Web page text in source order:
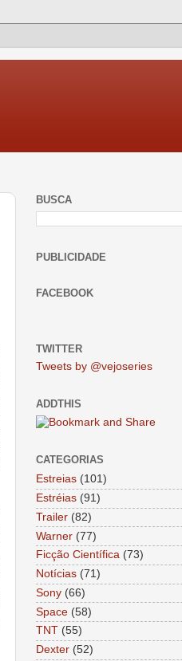
BUSCA
PUBLICIDADE
FACEBOOK
TWITTER
Tweets by @vejoseries
ADDTHIS
CATEGORIAS
Estreias (101)
Estréias (91)
Trailer (82)
Warner (77)
Ficção Científica (73)
Notícias (71)
Sony (66)
Space (58)
TNT (55)
Dexter (52)